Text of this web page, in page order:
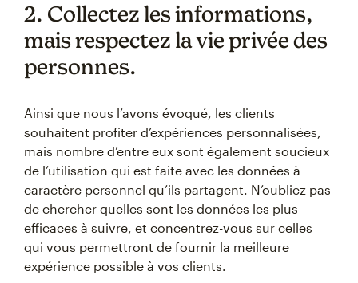
2. Collectez les informations,
mais respectez la vie privée des
personnes.
Ainsi que nous l’avons évoqué, les clients
souhaitent profiter d’expériences personnalisées,
mais nombre d’entre eux sont également soucieux
de l’utilisation qui est faite avec les données à
caractère personnel qu’ils partagent. N’oubliez pas
de chercher quelles sont les données les plus
efficaces à suivre, et concentrez-vous sur celles
qui vous permettront de fournir la meilleure
expérience possible à vos clients.